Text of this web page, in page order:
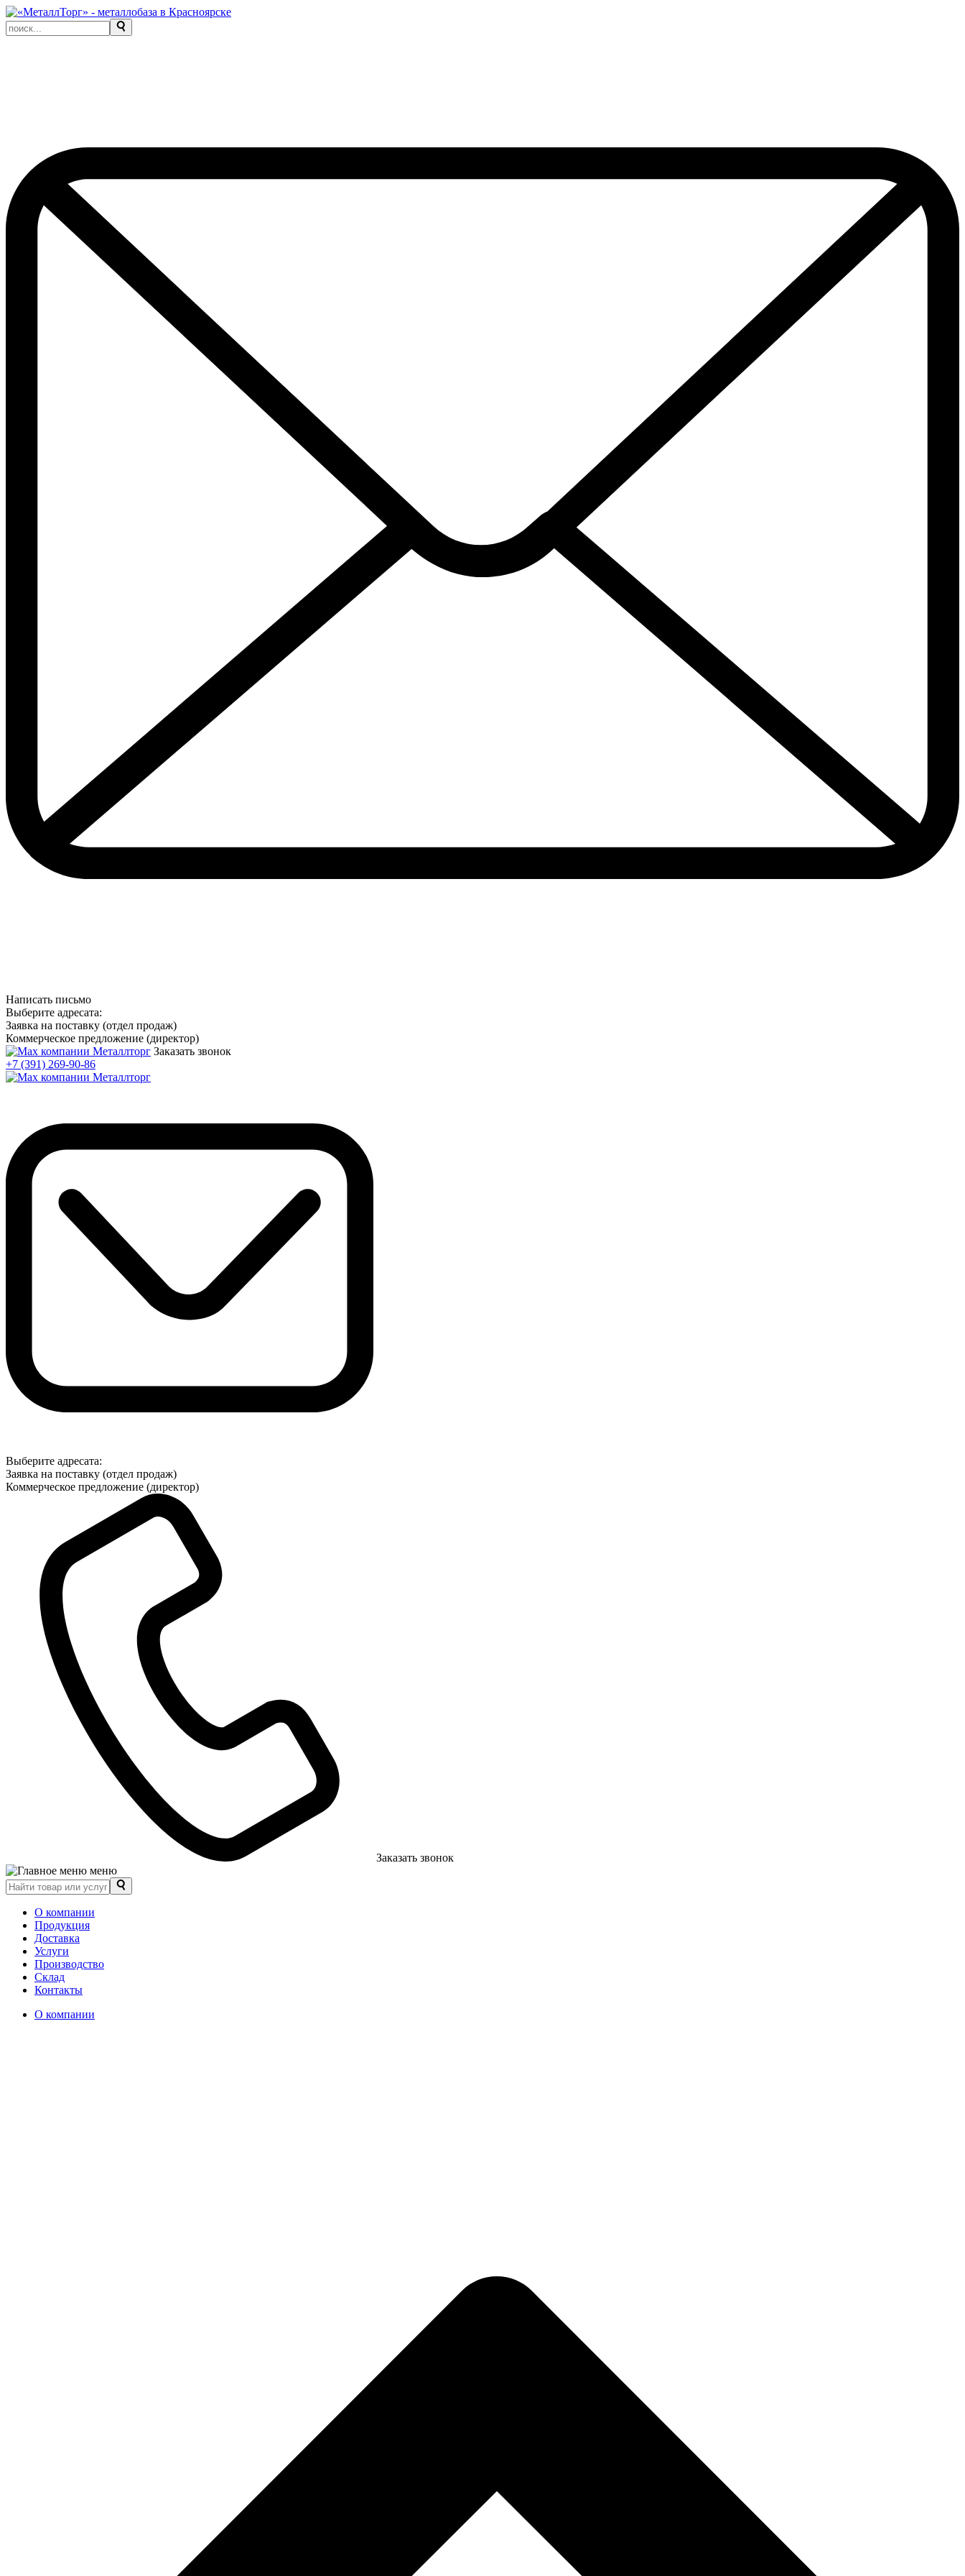
Написать письмо
Выберите адресата:
Заявка на поставку (отдел продаж)
Коммерческое предложение (директор)
Заказать звонок
+7 (391) 269-90-86
Выберите адресата:
Заявка на поставку (отдел продаж)
Коммерческое предложение (директор)
Заказать звонок
меню
О компании
Продукция
Доставка
Услуги
Производство
Склад
Контакты
О компании